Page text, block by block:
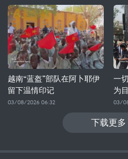
越南“蓝盔”部队在阿卜耶伊
留下温情印记
03/08/2026 06:32
一
为
03/
下载更多